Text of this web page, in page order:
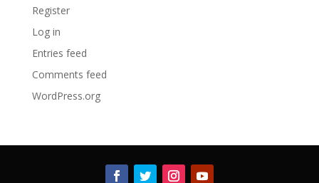
Register
Log in
Entries feed
Comments feed
WordPress.org